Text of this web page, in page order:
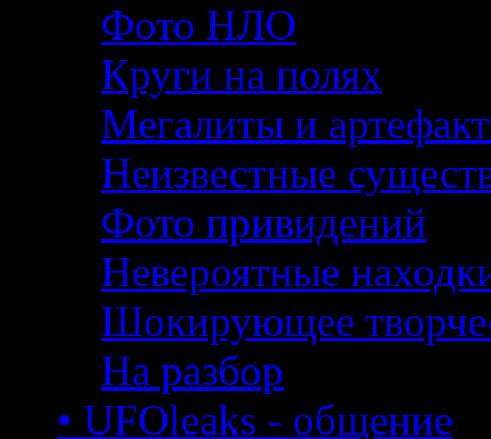
Фото НЛО
Круги на полях
Мегалиты и
Неизвестные
Фото привидений
Невероятные
Шокирующее
На разбор
• UFOleaks - общение